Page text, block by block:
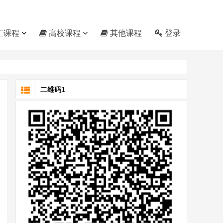
课程 高校课程 其他课程 登录
二维码1